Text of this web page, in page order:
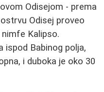
Odisejom - prema
Odisej proveo
Kalipso.
ispod Babinog polja,
i duboka je oko 30